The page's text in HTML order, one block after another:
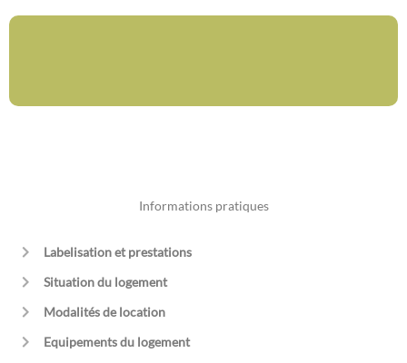
Informations pratiques
Labelisation et prestations
Situation du logement
Modalités de location
Equipements du logement